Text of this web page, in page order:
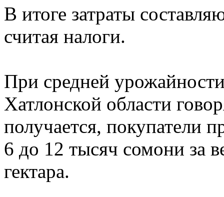
В итоге затраты
считая налоги.
При средней
Хатлонской области
получается, покупатели
6 до 12 тысяч сомони за
гектара.